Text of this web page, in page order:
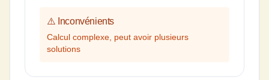
⚠️ Inconvénients
Calcul complexe, peut avoir plusieurs
solutions